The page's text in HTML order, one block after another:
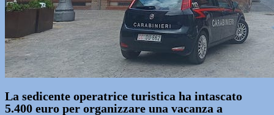
La sedicente operatrice turistica ha intascato
5.400 euro per organizzare una vacanza a